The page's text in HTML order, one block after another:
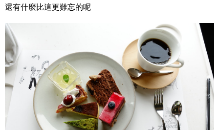
還有什麼比這更難忘的呢